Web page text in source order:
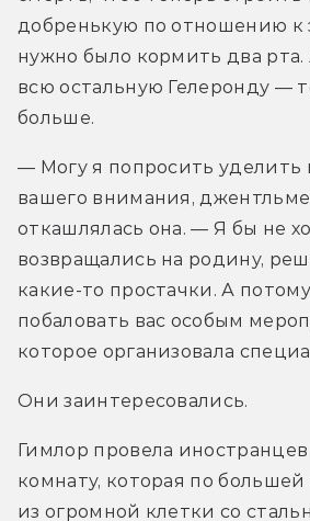
добренькую по отношению к
нужно было кормить два рта.
всю остальную Гелеронду —
больше.
— Могу я попросить уделить
вашего внимания,
откашлялась она. — Я бы не
возвращались на родину,
какие-то простачки. А
побаловать вас особым
которое организовала
Они заинтересовались.
Гимлор провела
комнату, которая по большей
из огромной клетки со